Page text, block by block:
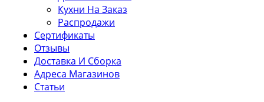
Кухни На Заказ
Распродажи
Сертификаты
Отзывы
Доставка И Сборка
Адреса Магазинов
Статьи